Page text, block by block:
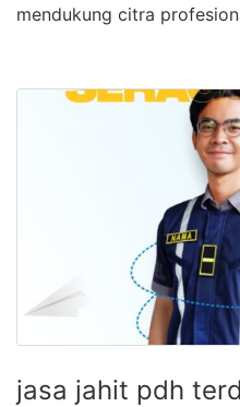
mendukung citra
jasa jahit pdh